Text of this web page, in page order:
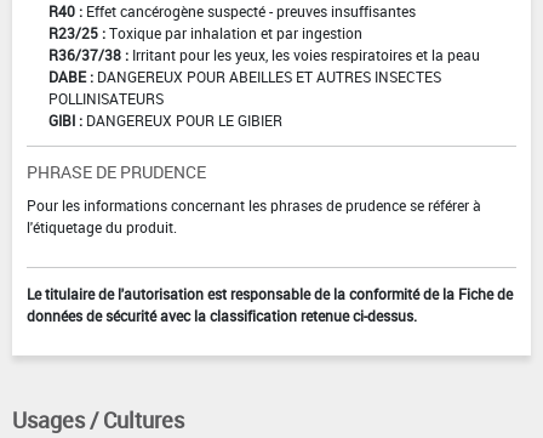
R40 : Effet cancérogène suspecté - preuves insuffisantes
R23/25 :Toxique par inhalation et par ingestion
R36/37/38 : Irritant pour les yeux, les voies respiratoires et la peau
DABE : DANGEREUX POUR ABEILLES ET AUTRES INSECTES
POLLINISATEURS
GIBI : DANGEREUX POUR LE GIBIER
PHRASE DE PRUDENCE
Pour les informations concernant les phrases de prudence se référer à
l'étiquetage du produit.
Le titulaire de l'autorisation est responsable de la conformité de la Fiche de
données de sécurité avec la classification retenue ci-dessus.
Usages / Cultures